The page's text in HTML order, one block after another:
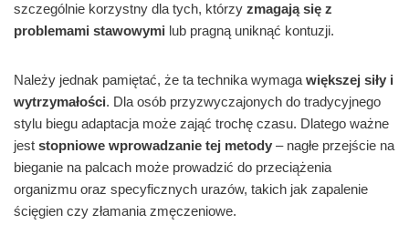
szczególnie korzystny dla tych, którzy zmagają się z
problemami stawowymi lub pragną uniknąć kontuzji.
Należy jednak pamiętać, że ta technika wymaga większej siły i
wytrzymałości. Dla osób przyzwyczajonych do tradycyjnego
stylu biegu adaptacja może zająć trochę czasu. Dlatego ważne
jest stopniowe wprowadzanie tej metody – nagłe przejście na
bieganie na palcach może prowadzić do przeciążenia
organizmu oraz specyficznych urazów, takich jak zapalenie
ścięgien czy złamania zmęczeniowe.